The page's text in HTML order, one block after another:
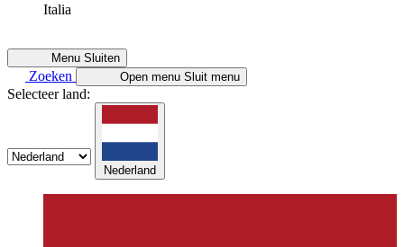
Italia
Menu Sluiten
Zoeken Open menu Sluit menu
Selecteer land:
Nederland